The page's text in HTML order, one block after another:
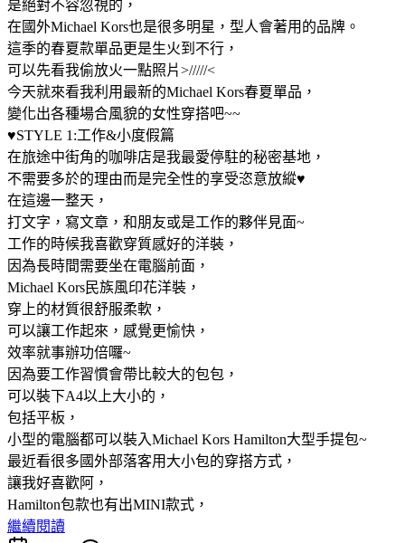
是絕對不容忽視的，
在國外Michael Kors也是很多明星，型人會著用的品牌。
這季的春夏款單品更是生火到不行，
可以先看我偷放火一點照片>/////<
今天就來看我利用最新的Michael Kors春夏單品，
變化出各種場合風貌的女性穿搭吧~~
♥STYLE 1:工作&小度假篇
在旅途中街角的咖啡店是我最愛停駐的秘密基地，
不需要多於的理由而是完全性的享受恣意放縱♥
在這邊一整天，
打文字，寫文章，和朋友或是工作的夥伴見面~
工作的時候我喜歡穿質感好的洋裝，
因為長時間需要坐在電腦前面，
Michael Kors民族風印花洋裝，
穿上的材質很舒服柔軟，
可以讓工作起來，感覺更愉快，
效率就事辦功倍囉~
因為要工作習慣會帶比較大的包包，
可以裝下A4以上大小的，
包括平板，
小型的電腦都可以裝入Michael Kors Hamilton大型手提包~
最近看很多國外部落客用大小包的穿搭方式，
讓我好喜歡阿，
Hamilton包款也有出MINI款式，
繼續閱讀